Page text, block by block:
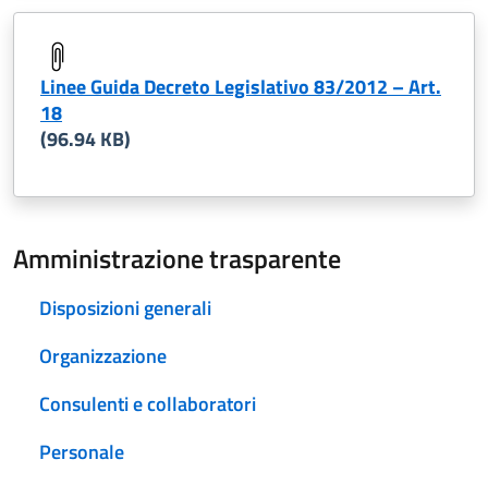
Linee Guida Decreto Legislativo 83/2012 – Art.
18
(96.94 KB)
Amministrazione trasparente
Disposizioni generali
Organizzazione
Consulenti e collaboratori
Personale